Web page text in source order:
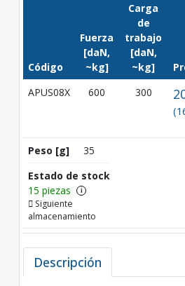
Código
Fuerza
[daN,
~kg]
Carga
de
trabajo
[daN,
~kg]
APUS08X
600 300
Peso [g]
35
Estado de stock
15 piezas
i
Siguiente
almacenamiento
Descripción